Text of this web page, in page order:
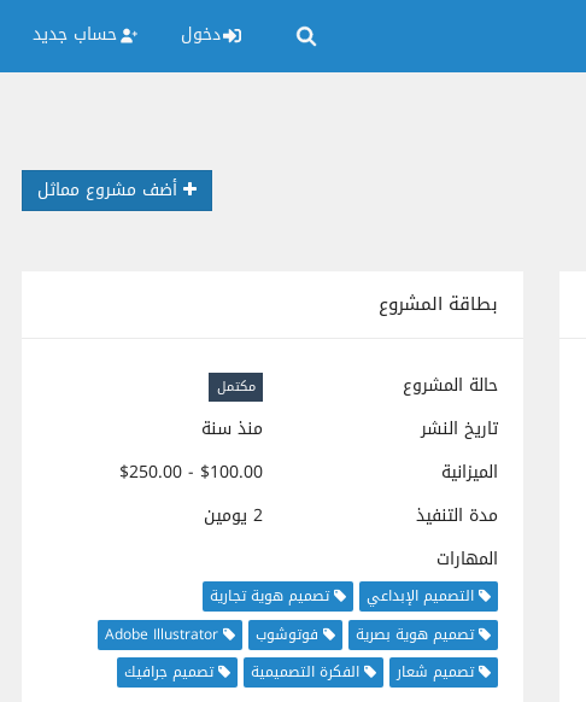
دخول حساب جديد
أضف مشروع مماثل
بطاقة المشروع
حالة المشروع مكتمل
تاريخ النشر
منذ سنة
الميزانية
$100.00 - $250.00
مدة التنفيذ
2 يومين
المهارات
التصميم الإبداعي
تصميم هوية تجارية
تصميم هوية بصرية
فوتوشوب
Adobe Illustrator
تصميم شعار
الفكرة التصميمية تصميم جرافيك